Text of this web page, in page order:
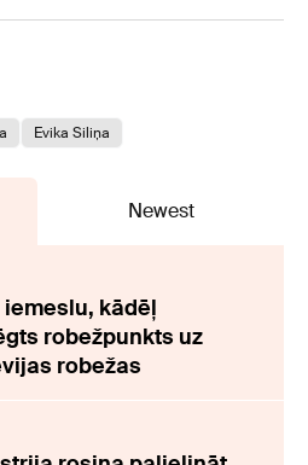
Evika Siliņa
Newest
kādēļ
robežpunkts uz
robežas